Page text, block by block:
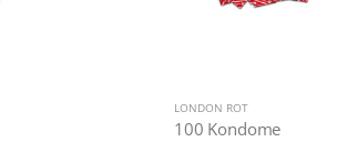
LONDON ROT
100 Kondome